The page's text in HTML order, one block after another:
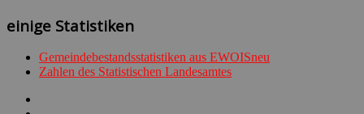
einige Statistiken
Gemeindebestandsstatistiken aus EWOISneu
Zahlen des Statistischen Landesamtes